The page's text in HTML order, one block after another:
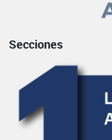
Secciones